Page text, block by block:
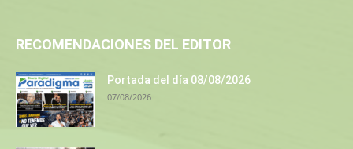
RECOMENDACIONES DEL EDITOR
Portada del día 08/08/2026
07/08/2026